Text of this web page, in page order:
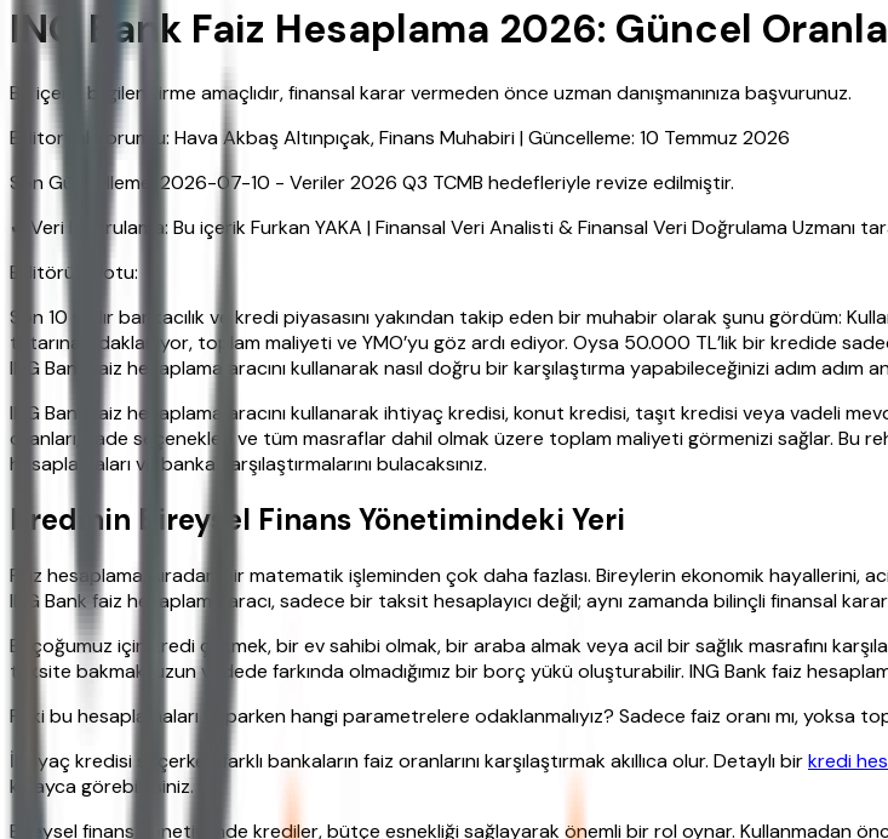
ING Bank Faiz Hesaplama 2026: Güncel
Bu içerik bilgilendirme amaçlıdır, finansal karar vermeden önce uzman danışmanınıza başvurunuz.
Editoryal Sorumlu: Hava Akbaş Altınpıçak, Finans Muhabiri | Güncelleme: 10 Temmuz 2026
Son Güncelleme: 2026-07-10 - Veriler 2026 Q3 TCMB hedefleriyle revize edilmiştir.
✔ Veri Doğrulama: Bu içerik Furkan YAKA | Finansal Veri Analisti & Finansal Veri Doğrulama Uzmanı
Editörün Notu:
Son 10 yıldır bankacılık ve kredi piyasasını yakından takip eden bir muhabir olarak şunu gördüm:
tutarına odaklanıyor, toplam maliyeti ve YMO’yu göz ardı ediyor. Oysa 50.000 TL’lik bir kredide
ING Bank faiz hesaplama aracını kullanarak nasıl doğru bir karşılaştırma yapabileceğinizi adım adım
ING Bank faiz hesaplama aracını kullanarak ihtiyaç kredisi, konut kredisi, taşıt kredisi veya vadeli
oranları, vade seçenekleri ve tüm masraflar dahil olmak üzere toplam maliyeti görmenizi sağlar. Bu
hesaplamaları ve banka karşılaştırmalarını bulacaksınız.
Kredinin Bireysel Finans Yönetimindeki Yeri
Faiz hesaplama, sıradan bir matematik işleminden çok daha fazlası. Bireylerin ekonomik hayallerini,
ING Bank faiz hesaplama aracı, sadece bir taksit hesaplayıcı değil; aynı zamanda bilinçli finansal
Birçoğumuz için kredi çekmek, bir ev sahibi olmak, bir araba almak veya acil bir sağlık masrafını
taksite bakmak, uzun vadede farkında olmadığımız bir borç yükü oluşturabilir. ING Bank faiz
Peki bu hesaplamaları yaparken hangi parametrelere odaklanmalıyız? Sadece faiz oranı mı, yoksa
İhtiyaç kredisi seçerken farklı bankaların faiz oranlarını karşılaştırmak akıllıca olur. Detaylı birkredi
kolayca görebilirsiniz.
Bireysel finans yönetiminde krediler, bütçe esnekliği sağlayarak önemli bir rol oynar. Kullanmadan